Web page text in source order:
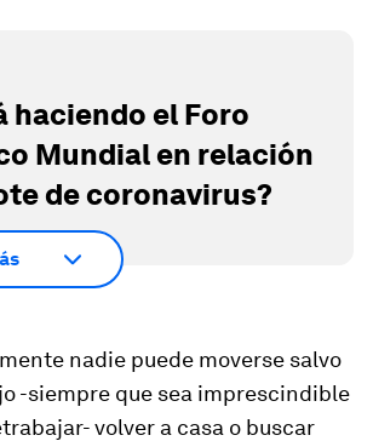
haciendo el Foro
Mundial en relación
de coronavirus?
nadie puede moverse salvo
-siempre que sea imprescindible
volver a casa o buscar